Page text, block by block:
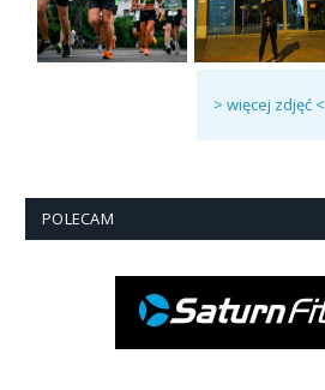
> więcej zdjęć <
POLECAM